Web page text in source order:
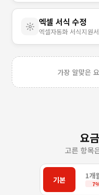
엑셀 서식 수정
엑셀자동화 서식지원
가장 알맞은
요
고른 항목
기본 1개